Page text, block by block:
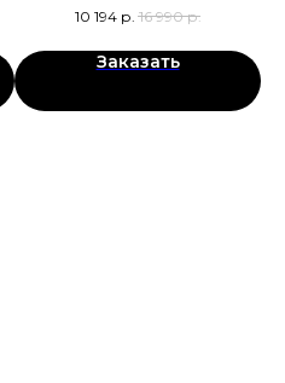
10 194 р. 16 990 р.
Заказать